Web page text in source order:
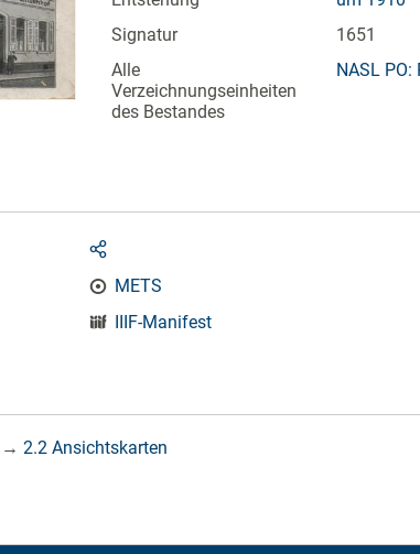
Signatur
1651
Alle
Verzeichnungseinheiten
des Bestandes
NASL
METS
IIIF-Manifest
→ 2.2 Ansichtskarten